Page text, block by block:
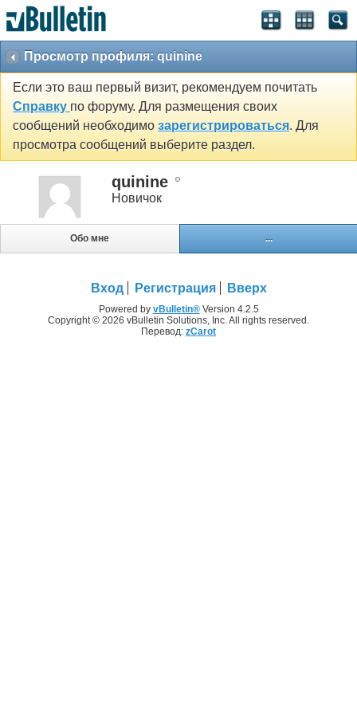
Просмотр профиля: quinine
Если это ваш первый визит, рекомендуем почитать
Справку по форуму. Для размещения своих
сообщений необходимо зарегистрироваться. Для
просмотра сообщений выберите раздел.
quinine
Новичок
Обо мне ...
Вход Регистрация Вверх
Powered by vBulletin®Version 4.2.5
Copyright © 2026 vBulletin Solutions, Inc. All rights reserved.
Перевод: zCarot